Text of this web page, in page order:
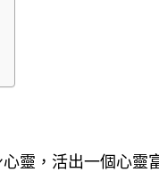
靈，活出一個心靈